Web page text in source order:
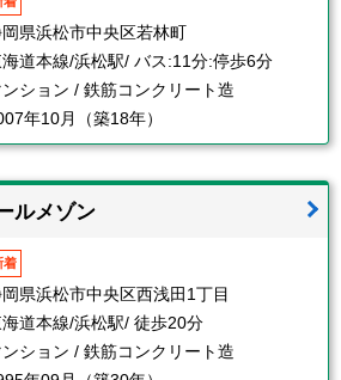
県浜松市中央区若林町
道本線/浜松駅/ バス:11分:停歩6分
ンション / 鉄筋コンクリート造
年10月（築18年）
ルメゾン
着
県浜松市中央区西浅田1丁目
道本線/浜松駅/ 徒歩20分
ンション / 鉄筋コンクリート造